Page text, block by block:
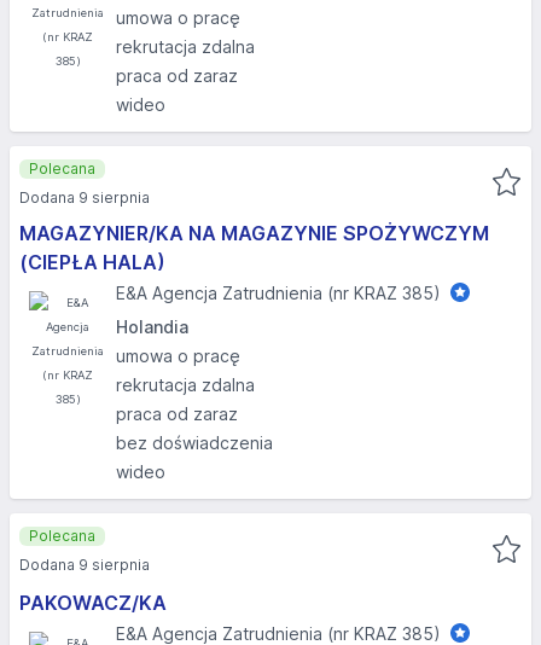
umowa o pracę
rekrutacja zdalna
praca od zaraz
wideo
MAGAZYNIER/KA NA MAGAZYNIE SPOŻYWCZYM
(CIEPŁA HALA)
E&A Agencja Zatrudnienia (nr KRAZ 385)
Holandia
umowa o pracę
rekrutacja zdalna
praca od zaraz
bez doświadczenia
wideo
Polecana
Dodana 9 sierpnia
PAKOWACZ/KA
E&A Agencja Zatrudnienia (nr KRAZ 385)
Polecana
Dodana 9 sierpnia